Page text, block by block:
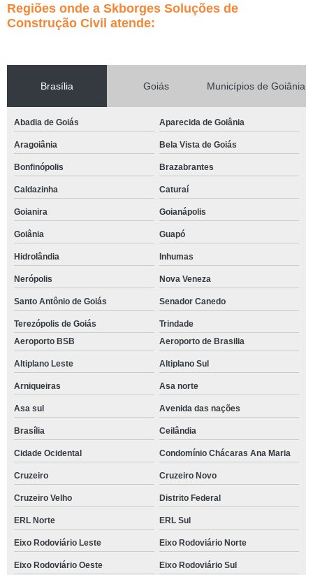
Regiões onde a Skborges Soluções de
Construção Civil atende:
Brasília Goiás Municípios de Goiânia
Abadia de Goiás Aparecida de Goiânia
Aragoiânia Bela Vista de Goiás
Bonfinópolis Brazabrantes
Caldazinha Caturaí
Goianira Goianápolis
Goiânia Guapó
Hidrolândia Inhumas
Nerópolis Nova Veneza
Santo Antônio de Goiás Senador Canedo
Terezópolis de Goiás
Trindade
Aeroporto BSB
Aeroporto de Brasilia
Altiplano Leste Altiplano Sul
Arniqueiras Asa norte
Asa sul Avenida das nações
Brasília Ceilândia
Cidade Ocidental Condomínio Chácaras Ana Maria
Cruzeiro Cruzeiro Novo
Cruzeiro Velho Distrito Federal
ERL Norte ERL Sul
Eixo Rodoviário Leste Eixo Rodoviário Norte
Eixo Rodoviário Oeste Eixo Rodoviário Sul